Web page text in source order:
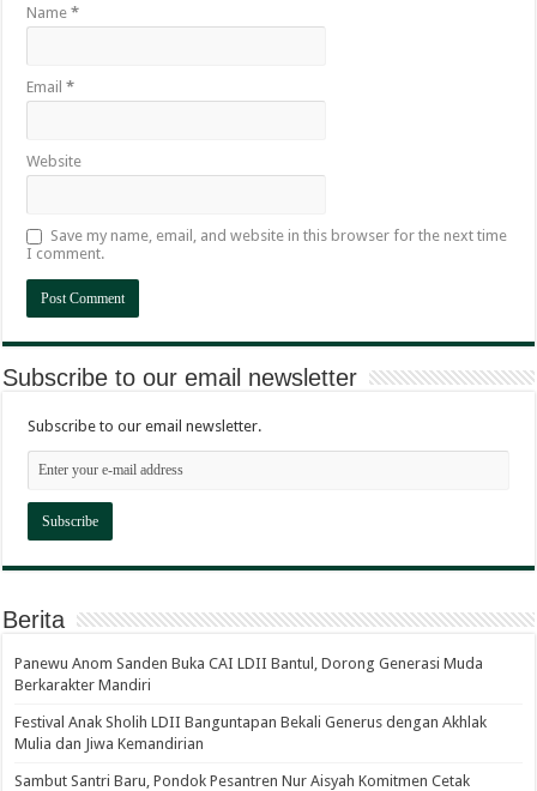
Name*
Email*
Website
Save my name, email, and website in this browser for the next time
I comment.
Subscribe to our email newsletter
Subscribe to our email newsletter.
Berita
Panewu Anom Sanden Buka CAI LDII Bantul, Dorong Generasi Muda
Berkarakter Mandiri
Festival Anak Sholih LDII Banguntapan Bekali Generus dengan Akhlak
Mulia dan Jiwa Kemandirian
Sambut Santri Baru, Pondok Pesantren Nur Aisyah Komitmen Cetak